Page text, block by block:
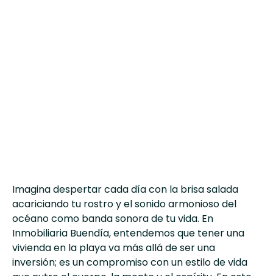
Imagina despertar cada día con la brisa salada
acariciando tu rostro y el sonido armonioso del
océano como banda sonora de tu vida. En
Inmobiliaria Buendía, entendemos que tener una
vivienda en la playa va más allá de ser una
inversión; es un compromiso con un estilo de vida